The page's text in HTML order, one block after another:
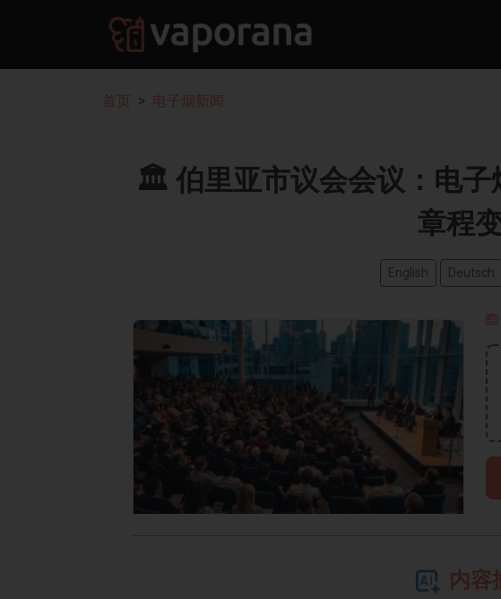
首页 电子烟新闻
🏛️ 伯里亚市议会会议：电子
章程
English Deutsch
内容